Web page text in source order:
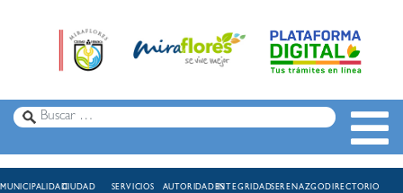
MUNICIPALIDADCIUDAD SERVICIOS AUTORIDADESINTEGRIDADSERENAZGODIRECTORIO